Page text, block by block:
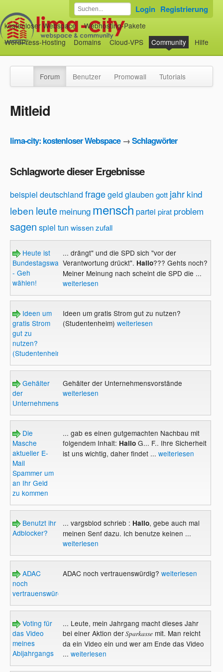
kostenloser Webspace
Webhosting-Pakete
WordPress-Hosting
Domains Cloud-VPS Community Hilfe
Login Registrierung
Forum Benutzer Promowall Tutorials
Mitleid
lima-city: kostenloser Webspace→Schlagwörter
Schlagworte dieser Ergebnisse
beispiel deutschland fragegeld glauben gott jahr kind
leben leute meinung mensch partei pirat problem
sagen spiel tun wissenzufall
Heute ist
Bundestagswahl
- Geh
wählen!
... drängt" und die SPD sich "vor der
Verantwortung drückt". Hallo??? Gehts noch?
Meiner Meinung nach scheint die SPD die ...
weiterlesen
Ideen um
gratis Strom
gut zu
nutzen?
(Studentenheim)
Ideen um gratis Strom gut zu nutzen?
(Studentenheim) weiterlesen
Gehälter
der
Unternehmensvorstände
Gehälter der Unternehmensvorstände
weiterlesen
Die
Masche
aktueller E-
Mail
Spammer um
an Ihr Geld
zu kommen
... gab es einen gutgemachten Nachbau mit
folgendem Inhalt: HalloG... F.. Ihre Sicherheit
ist uns wichtig, daher findet ... weiterlesen
Benutzt ihr
Adblocker?
... vargsblod schrieb : Hallo, gebe auch mal
meinen Senf dazu. Ich benutze keinen ...
weiterlesen
ADAC
noch
vertrauenswürdig?
ADAC noch vertrauenswürdig? weiterlesen
Voting für
das Video
meines
Abijahrgangs
... Leute, mein Jahrgang macht dieses Jahr
bei einer Aktion derSparkassemit. Man reicht
da ein Video ein und wer am Ende das Video
... weiterlesen